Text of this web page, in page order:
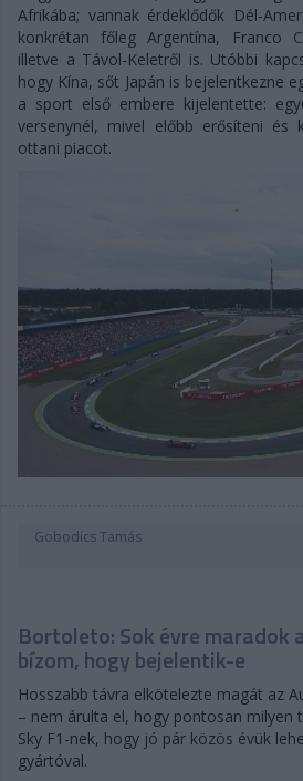
Afrikába; vannak érdeklődők Dél-
konkrétan főleg Argentína, Franco
illetve a Távol-Keletről is. Utóbbi
hogy Kína, sőt Japán is bejelentkezne
a sport első embere kijelentette:
versenynél, mivel előbb erősíteni és
ottani piacot.
Gobodics Tamás
Bortoleto: Sok évre maradok
bízom, hogy bejelentik-e
Hosszabb távra elkötelezte magát az
– nem árulta el, hogy pontosan milyen
Sky F1-nek, hogy jó pár közös évük
gyártóval.